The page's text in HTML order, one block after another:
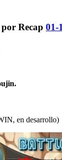
por Recap 01-
en desarrollo)